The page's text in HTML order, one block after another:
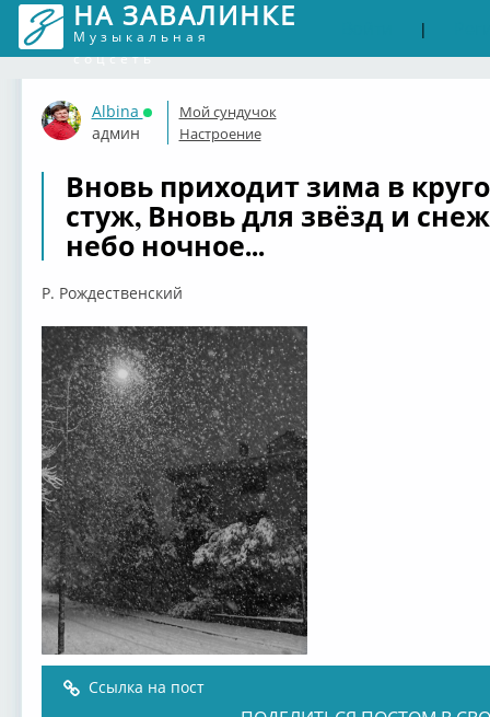
НА ЗАВАЛИНКЕ
Музыкальная
соцсеть
|
Albina
Онлайн
админ
Мой сундучок
Настроение
Вновь приходит зима в
стуж, Вновь для звёзд и
небо ночное...
Р. Рождественский
Ссылка на пост